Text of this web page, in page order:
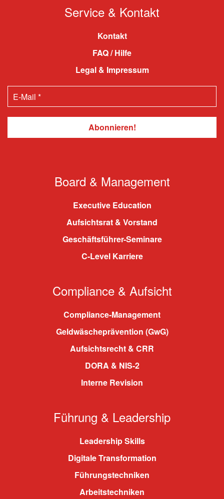
Service & Kontakt
Kontakt
FAQ / Hilfe
Legal & Impressum
Board & Management
Executive Education
Aufsichtsrat & Vorstand
Geschäftsführer-Seminare
C-Level Karriere
Compliance & Aufsicht
Compliance-Management
Geldwäscheprävention (GwG)
Aufsichtsrecht & CRR
DORA & NIS-2
Interne Revision
Führung & Leadership
Leadership Skills
Digitale Transformation
Führungstechniken
Arbeitstechniken